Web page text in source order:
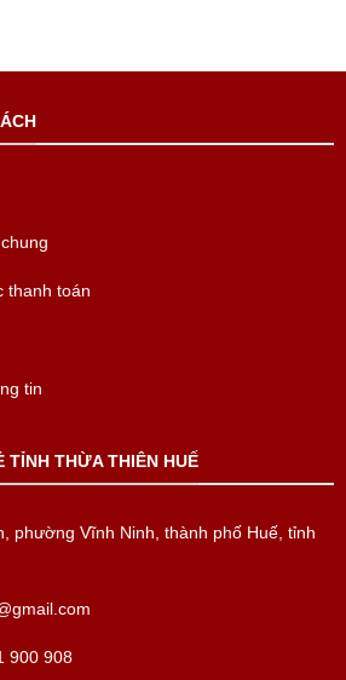
thanh toán
tin
TỈNH THỪA THIÊN HUẾ
phường Vĩnh Ninh, thành phố Huế, tỉnh
900 908